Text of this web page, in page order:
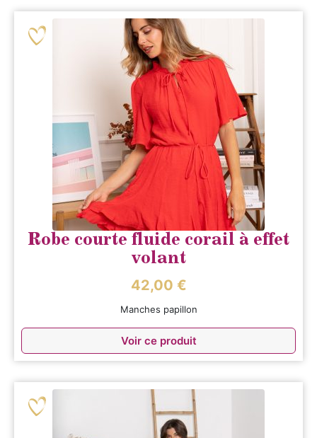
Robe courte fluide corail à effet
volant
42,00 €
Manches papillon
Voir ce produit